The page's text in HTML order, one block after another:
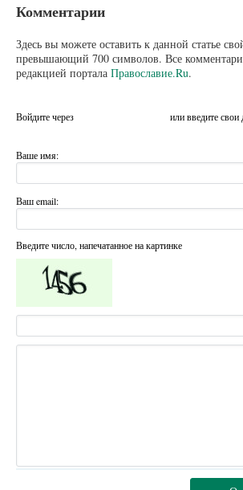
Комментарии
Здесь вы можете оставить к данной статье
превышающий 700 символов. Все
редакцией портала Православие.Ru.
Войдите через или введите свои
Ваше имя:
Ваш email:
Введите число, напечатанное на картинке